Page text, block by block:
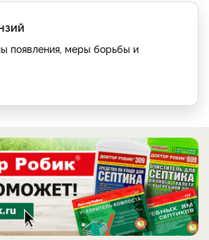
появления, меры борьбы и